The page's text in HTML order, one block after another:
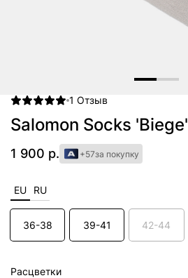
Item
1 Отзыв
Salomon Socks 'Biege'
1 900 р. +57за покупку
EU RU
36-38 39-41 42-44
Расцветки